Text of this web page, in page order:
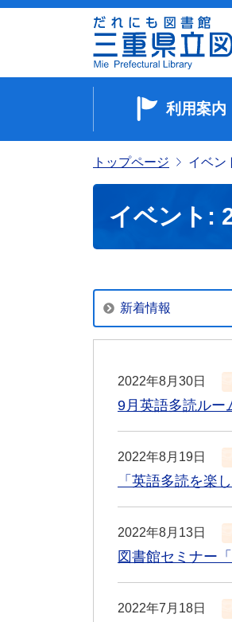
利用案内
トップページ イベン
イベント:
新着情報
2022年8月30日
9月英語多読ルー
2022年8月19日
「英語多読を楽
2022年8月13日
図書館セミナー
2022年7月18日